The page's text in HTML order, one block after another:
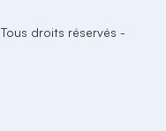
Tous droits réservés -